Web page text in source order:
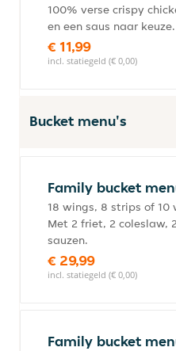
100% verse crispy
en een saus naar
€ 11,99
incl. statiegeld (€ 0,00)
Bucket menu's
Family bucket
18 wings, 8 strips of 10
Met 2 friet, 2 coleslaw,
sauzen.
€ 29,99
incl. statiegeld (€ 0,00)
Family bucket